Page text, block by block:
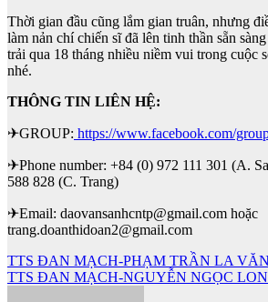
Thời gian đầu cũng lắm gian truân, nhưng
làm nản chí chiến sĩ đã lên tinh thần sẵn
trải qua 18 tháng nhiều niềm vui trong cuộc
nhé.
THÔNG TIN LIÊN HỆ:
✈GROUP: https://www.facebook.com/
✈Phone number: +84 (0) 972 111 301 (A.
588 828 (C. Trang)
✈Email: daovansanhcntp@gmail.com hoặc
trang.doanthidoan2@gmail.com
Điều
hướng
TTS ĐAN MẠCH-PHẠM TRẦN LA VĂN
TTS ĐAN MẠCH-NGUYỄN NGỌC